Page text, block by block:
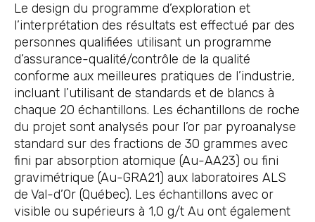
Le design du programme d’exploration et
l’interprétation des résultats est effectué par des
personnes qualifiées utilisant un programme
d’assurance-qualité/contrôle de la qualité
conforme aux meilleures pratiques de l’industrie,
incluant l’utilisant de standards et de blancs à
chaque 20 échantillons. Les échantillons de roche
du projet sont analysés pour l’or par pyroanalyse
standard sur des fractions de 30 grammes avec
fini par absorption atomique (Au-AA23) ou fini
gravimétrique (Au-GRA21) aux laboratoires ALS
de Val-d’Or (Québec). Les échantillons avec or
visible ou supérieurs à 1,0 g/t Au ont également